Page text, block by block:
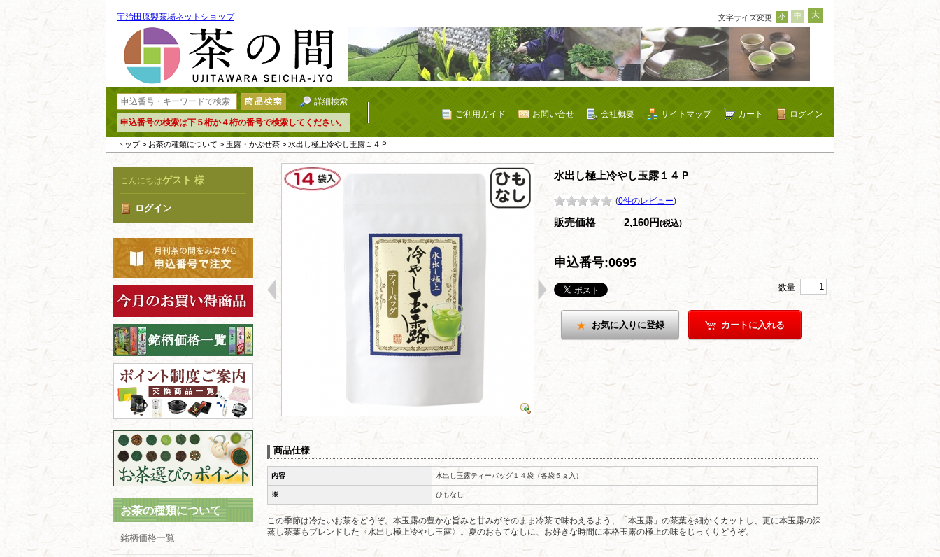
宇治田原製茶場ネットショップ 文字サイズ変更 小 中 大
詳細検索
申込番号の検索は下５桁か４桁の番号で検索してください。
ログイン
カート
サイトマップ
会社概要
お問い合せ
ご利用ガイド
トップ> お茶の種類について > 玉露・かぶせ茶 > 水出し極上冷やし玉露１４Ｐ
こんにちはゲスト 様
ログイン
お茶の種類について
銘柄価格一覧
水出し極上冷やし玉露１４Ｐ
(0件のレビュー)
販売価格 2,160円(税込)
申込番号:0695
数量
お気に入りに登録 カートに入れる
商品仕様
内容 水出し玉露ティーバッグ１４袋（各袋５ｇ入）
※ ひもなし
この季節は冷たいお茶をどうぞ。本玉露の豊かな旨みと甘みがそのまま冷茶で味わえるよう、「本玉露」の茶葉を細かくカットし、更に本玉露の深
蒸し茶葉もブレンドした〈水出し極上冷やし玉露〉。夏のおもてなしに、お好きな時間に本格玉露の極上の味をじっくりどうぞ。